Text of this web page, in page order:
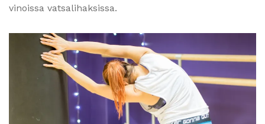
vinoissa vatsalihaksissa.